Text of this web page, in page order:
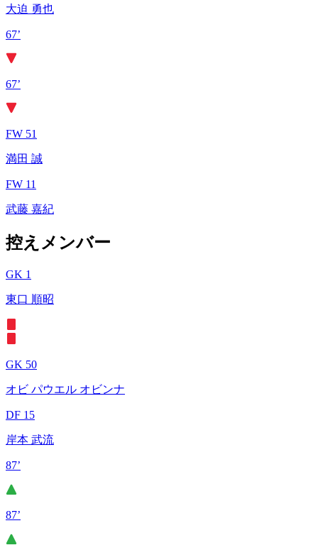
大迫 勇也
67’
67’
FW 51
満田 誠
FW 11
武藤 嘉紀
控えメンバー
GK 1
東口 順昭
GK 50
オビ パウエル オビンナ
DF 15
岸本 武流
87’
87’